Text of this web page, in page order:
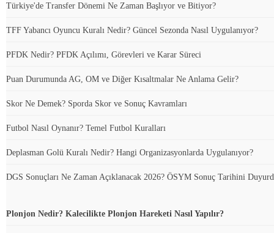
Türkiye'de Transfer Dönemi Ne Zaman Başlıyor ve Bitiyor?
TFF Yabancı Oyuncu Kuralı Nedir? Güncel Sezonda Nasıl Uygulanıyor?
PFDK Nedir? PFDK Açılımı, Görevleri ve Karar Süreci
Puan Durumunda AG, OM ve Diğer Kısaltmalar Ne Anlama Gelir?
Skor Ne Demek? Sporda Skor ve Sonuç Kavramları
Futbol Nasıl Oynanır? Temel Futbol Kuralları
Deplasman Golü Kuralı Nedir? Hangi Organizasyonlarda Uygulanıyor?
DGS Sonuçları Ne Zaman Açıklanacak 2026? ÖSYM Sonuç Tarihini
Plonjon Nedir? Kalecilikte Plonjon Hareketi Nasıl Yapılır?